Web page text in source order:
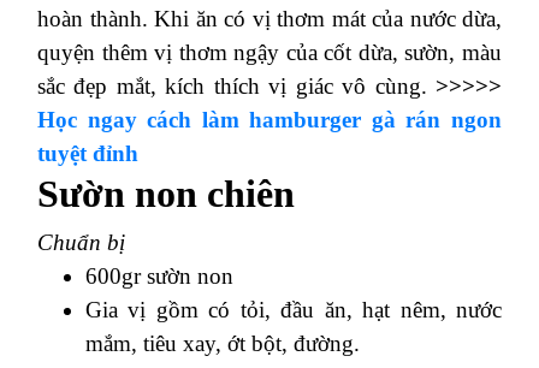
hoàn thành. Khi ăn có vị thơm mát của nước dừa,
quyện thêm vị thơm ngậy của cốt dừa, sườn, màu
sắc đẹp mắt, kích thích vị giác vô cùng. >>>>>
Học ngay cách làm hamburger gà rán ngon
tuyệt đỉnh
Sườn non chiên
Chuẩn bị
600gr sườn non
Gia vị gồm có tỏi, đầu ăn, hạt nêm, nước
mắm, tiêu xay, ớt bột, đường.